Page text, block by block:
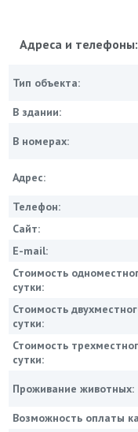
Адреса и
Тип объекта:
В здании:
В номерах:
Адрес:
Телефон:
Сайт:
E-mail:
Стоимость
сутки:
Стоимость
сутки:
Стоимость
сутки:
Проживание животных:
Возможность оплаты